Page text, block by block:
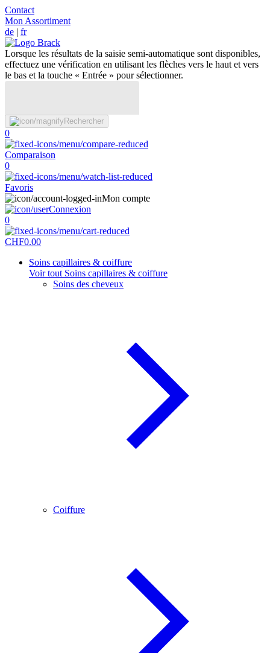
Contact
Mon Assortiment
de | fr
Lorsque les résultats de la saisie semi-automatique sont disponibles,
effectuez une vérification en utilisant les flèches vers le haut et vers
le bas et la touche « Entrée » pour sélectionner.
Rechercher
0
Comparaison
0
Favoris
Mon compte
Connexion
0
CHF0.00
Soins capillaires & coiffure
Voir tout Soins capillaires & coiffure
Soins des cheveux
Coiffure